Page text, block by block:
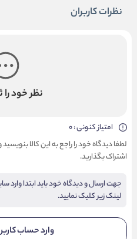
نظرات کاربران
نظر خود
امتیاز کنونی : 0
لطفا دیدگاه خود را راجع به این کالا بنویسید
اشتراک بگذارید.
جهت ارسال و دیدگاه خود باید ابتدا
لینک زیر کلیک نمایید.
وارد حساب